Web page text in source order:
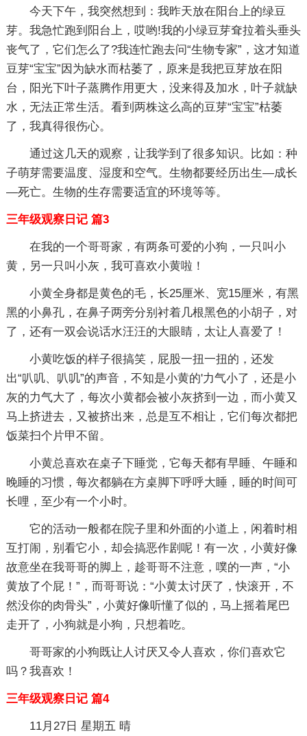
今天下午，我突然想到：我昨天放在阳台上的绿豆
芽。我急忙跑到阳台上，哎哟!我的小绿豆芽耷拉着头垂头
丧气了，它们怎么了?我连忙跑去问“生物专家”，这才知道
豆芽“宝宝”因为缺水而枯萎了，原来是我把豆芽放在阳
台，阳光下叶子蒸腾作用更大，没来得及加水，叶子就缺
水，无法正常生活。看到两株这么高的豆芽“宝宝”枯萎
了，我真得很伤心。
通过这几天的观察，让我学到了很多知识。比如：种
子萌芽需要温度、湿度和空气。生物都要经历出生—成长
—死亡。生物的生存需要适宜的环境等等。
三年级观察日记 篇3
在我的一个哥哥家，有两条可爱的小狗，一只叫小
黄，另一只叫小灰，我可喜欢小黄啦！
小黄全身都是黄色的毛，长25厘米、宽15厘米，有黑
黑的小鼻孔，在鼻子两旁分别衬着几根黑色的小胡子，对
了，还有一双会说话水汪汪的大眼睛，太让人喜爱了！
小黄吃饭的样子很搞笑，屁股一扭一扭的，还发
出“叭叽、叭叽”的声音，不知是小黄的'力气小了，还是小
灰的力气大了，每次小黄都会被小灰挤到一边，而小黄又
马上挤进去，又被挤出来，总是互不相让，它们每次都把
饭菜扫个片甲不留。
小黄总喜欢在桌子下睡觉，它每天都有早睡、午睡和
晚睡的习惯，每次都躺在方桌脚下呼呼大睡，睡的时间可
长哩，至少有一个小时。
它的活动一般都在院子里和外面的小道上，闲着时相
互打闹，别看它小，却会搞恶作剧呢！有一次，小黄好像
故意坐在我哥哥的脚上，趁哥哥不注意，噗的一声，“小
黄放了个屁！”，而哥哥说：“小黄太讨厌了，快滚开，不
然没你的肉骨头”，小黄好像听懂了似的，马上摇着尾巴
走开了，小狗就是小狗，只想着吃。
哥哥家的小狗既让人讨厌又令人喜欢，你们喜欢它
吗？我喜欢！
三年级观察日记 篇4
11月27日 星期五 晴